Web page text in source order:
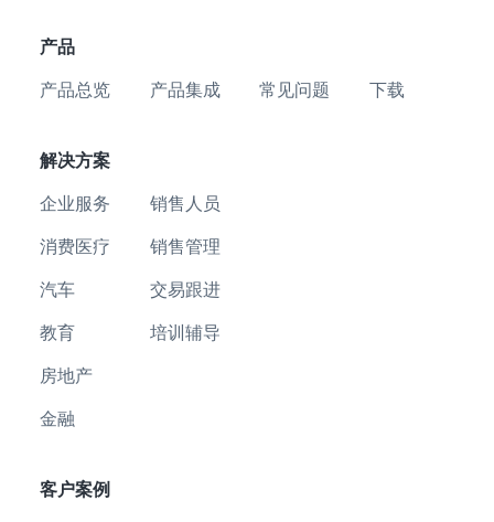
产品
产品总览 产品集成 常见问题 下载
解决方案
企业服务
消费医疗
汽车
教育
房地产
金融
销售人员
销售管理
交易跟进
培训辅导
客户案例